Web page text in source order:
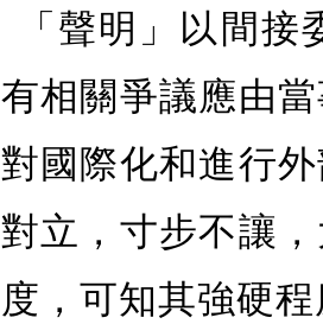
「聲明」以間
有相關爭議應由
對國際化和進行
對立，寸步不讓
度，可知其強硬